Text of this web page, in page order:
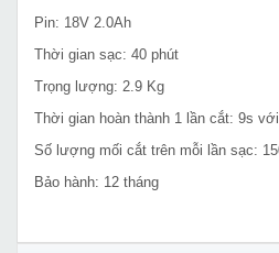
Pin: 18V 2.0Ah
Thời gian sạc: 40 phút
Trọng lượng: 2.9 Kg
Thời gian hoàn thành 1 lần cắt: 9s
Số lượng mối cắt trên mỗi lần sạc:
Bảo hành: 12 tháng